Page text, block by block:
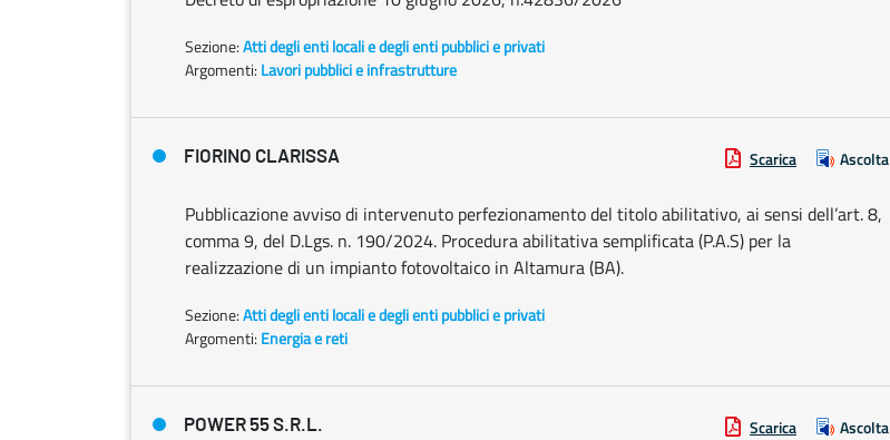
Sezione:Atti degli enti locali e degli enti pubblici e privati
Argomenti: Lavori pubblici e infrastrutture
FIORINO CLARISSA Scarica Ascolta
Pubblicazione avviso di intervenuto perfezionamento del titolo abilitativo, ai sensi dell’art. 8,
comma 9, del D.Lgs. n. 190/2024. Procedura abilitativa semplificata (P.A.S) per la
realizzazione di un impianto fotovoltaico in Altamura (BA).
Sezione:Atti degli enti locali e degli enti pubblici e privati
Argomenti: Energia e reti
POWER 55 S.R.L. Scarica Ascolta